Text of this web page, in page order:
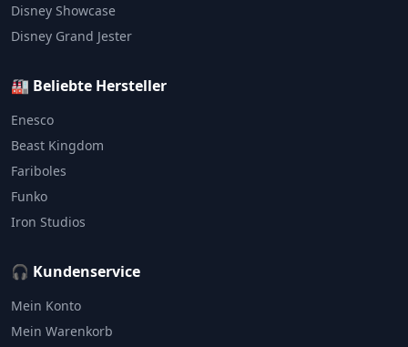
Disney Showcase
Disney Grand Jester
🏭 Beliebte Hersteller
Enesco
Beast Kingdom
Fariboles
Funko
Iron Studios
🎧 Kundenservice
Mein Konto
Mein Warenkorb